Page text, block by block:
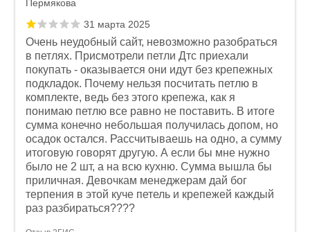
31 марта 2025
Очень неудобный сайт, невозможно разобраться
в петлях. Присмотрели петли Дтс приехали
покупать - оказывается они идут без крепежных
подкладок. Почему нельзя посчитать петлю в
комплекте, ведь без этого крепежа, как я
понимаю петлю все равно не поставить. В итоге
сумма конечно небольшая получилась допом, но
осадок остался. Рассчитываешь на одно, а сумму
итоговую говорят другую. А если бы мне нужно
было не 2 шт, а на всю кухню. Сумма вышла бы
приличная. Девочкам менеджерам дай бог
терпения в этой куче петель и крепежей каждый
раз разбираться????